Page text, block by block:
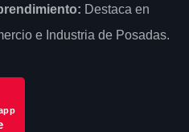
Destaca en
e Industria de Posadas.